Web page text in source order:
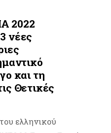
2022
νέες
και τη
Θετικές
ελληνικού